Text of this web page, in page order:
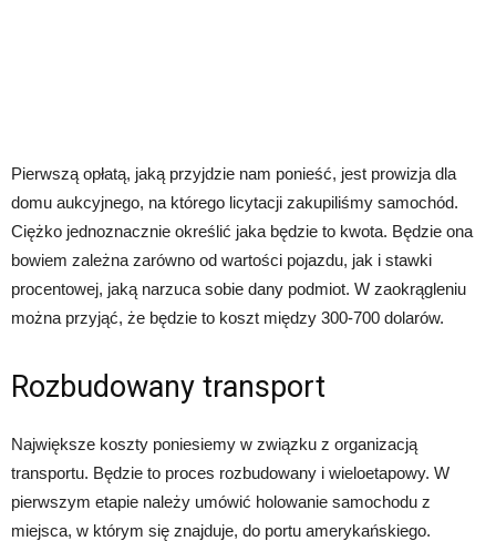
Pierwszą opłatą, jaką przyjdzie nam ponieść, jest prowizja dla
domu aukcyjnego, na którego licytacji zakupiliśmy samochód.
Ciężko jednoznacznie określić jaka będzie to kwota. Będzie ona
bowiem zależna zarówno od wartości pojazdu, jak i stawki
procentowej, jaką narzuca sobie dany podmiot. W zaokrągleniu
można przyjąć, że będzie to koszt między 300-700 dolarów.
Rozbudowany transport
Największe koszty poniesiemy w związku z organizacją
transportu. Będzie to proces rozbudowany i wieloetapowy. W
pierwszym etapie należy umówić holowanie samochodu z
miejsca, w którym się znajduje, do portu amerykańskiego.